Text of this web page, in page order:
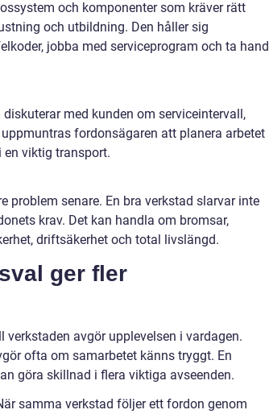
och komponenter som kräver rätt
och utbildning. Den håller sig
jobba med serviceprogram och ta hand
med kunden om serviceintervall,
fordonsägaren att planera arbetet
viktig transport.
problem senare. En bra verkstad slarvar inte
krav. Det kan handla om bromsar,
driftsäkerhet och total livslängd.
ger fler
avgör upplevelsen i vardagen.
ofta om samarbetet känns tryggt. En
göra skillnad i flera viktiga avseenden.
samma verkstad följer ett fordon genom